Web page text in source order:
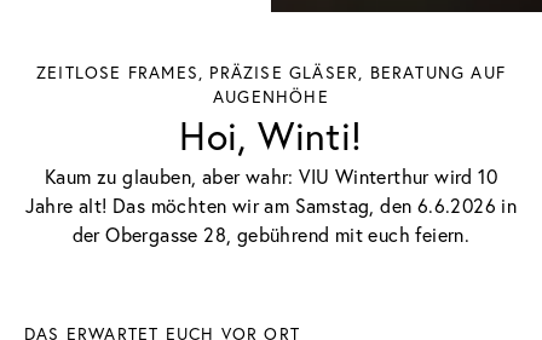
ZEITLOSE FRAMES, PRÄZISE GLÄSER, BERATUNG AUF
AUGENHÖHE
Hoi, Winti!
Kaum zu glauben, aber wahr: VIU Winterthur wird 10
Jahre alt! Das möchten wir am Samstag, den 6.6.2026 in
der Obergasse 28, gebührend mit euch feiern.
DAS ERWARTET EUCH VOR ORT